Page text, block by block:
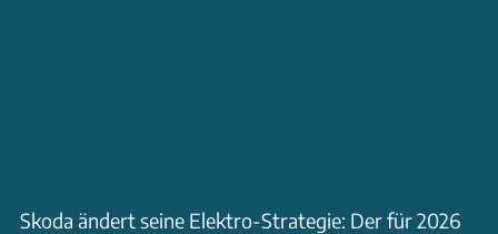
Skoda ändert seine Elektro-Strategie: Der für 2026